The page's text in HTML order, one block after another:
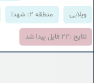
ویلایی منطقه 2: شهدا
نتایج :22 فایل پیدا شد